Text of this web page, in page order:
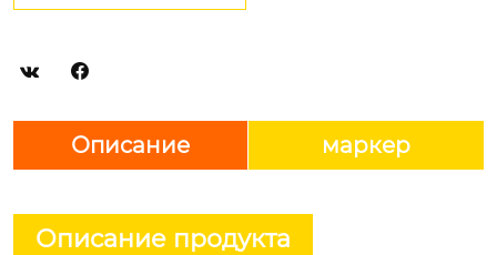
 
Описание маркер
Описание продукта